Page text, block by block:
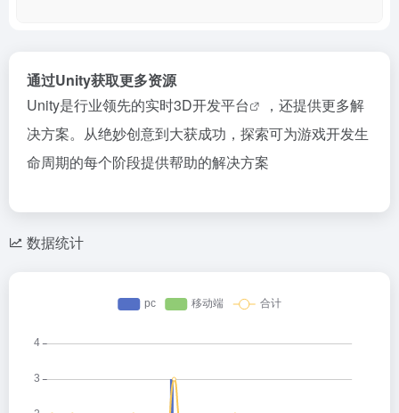
通过Unity获取更多资源
Unity是行业领先的实时3D开发平台
，还提供更多解
决方案。从绝妙创意到大获成功，探索可为游戏开发生
命周期的每个阶段提供帮助的解决方案
数据统计